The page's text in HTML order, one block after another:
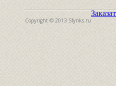
Copyright © 2013 Sfynks.ru